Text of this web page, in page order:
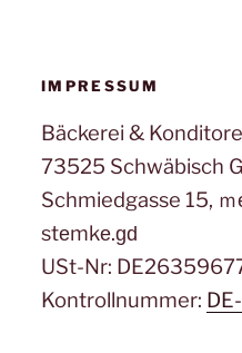
IMPRESSUM
Bäckerei &
73525 Schwäbisch
Schmiedgasse 15,
stеmkе.ɡԁ
USt-Nr:
Kontrollnummer: